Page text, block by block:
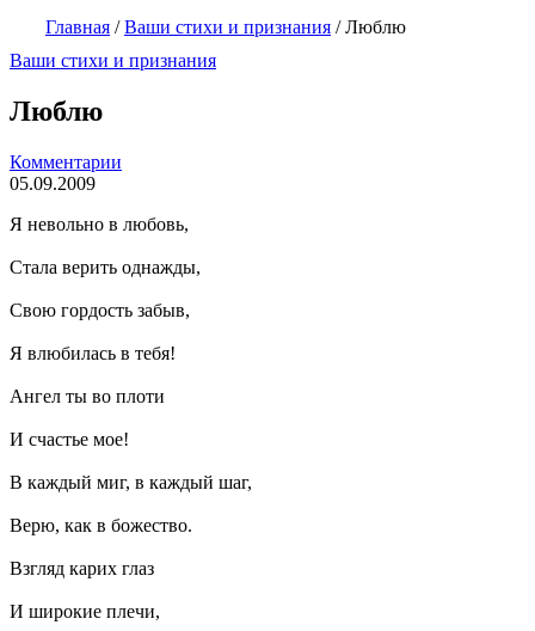
Главная /Ваши стихи и признания /Люблю
Ваши стихи и признания
Люблю
Комментарии
05.09.2009
Я невольно в любовь,
Стала верить однажды,
Свою гордость забыв,
Я влюбилась в тебя!
Ангел ты во плоти
И счастье мое!
В каждый миг, в каждый шаг,
Верю, как в божество.
Взгляд карих глаз
И широкие плечи,